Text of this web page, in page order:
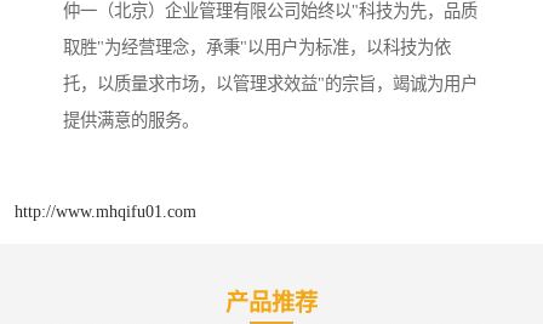
仲一（北京）企业管理有限公司始终以"科技为先，品质
取胜"为经营理念，承秉"以用户为标准，以科技为依
托，以质量求市场，以管理求效益"的宗旨，竭诚为用户
提供满意的服务。
http://www.mhqifu01.com
产品推荐